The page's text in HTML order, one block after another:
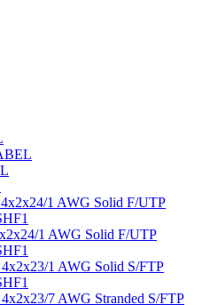
1 AWG Solid F/UTP
1 AWG Solid F/UTP
1 AWG Solid S/FTP
7 AWG Stranded S/FTP